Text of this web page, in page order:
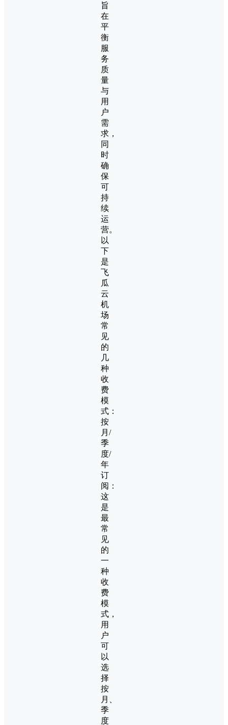
旨
在
平
衡
服
务
质
量
与
用
户
需
求，
同
时
确
保
可
持
续
运
营。
以
下
是
飞
瓜
云
机
场
常
见
的
几
种
收
费
模
式：
按
月/
季
度/
年
订
阅：
这
是
最
常
见
的
一
种
收
费
模
式，
用
户
可
以
选
择
按
月、
季
度